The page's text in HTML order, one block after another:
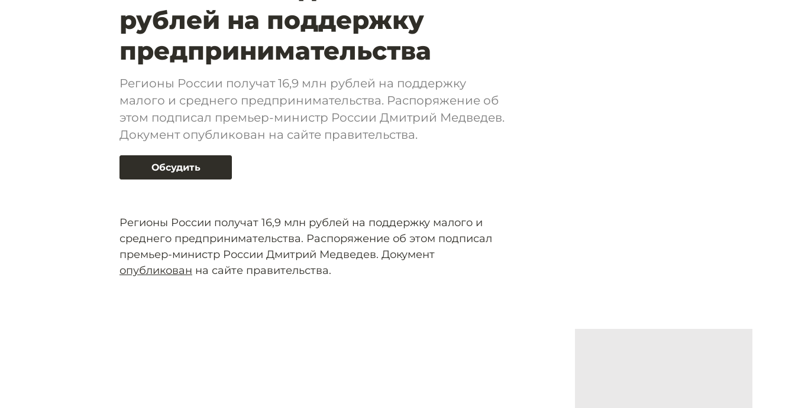
рублей на поддержку
предпринимательства
Регионы России получат 16,9 млн рублей на поддержку
малого и среднего предпринимательства. Распоряжение об
этом подписал премьер-министр России Дмитрий Медведев.
Документ опубликован на сайте правительства.
Обсудить
Регионы России получат 16,9 млн рублей на поддержку малого и
среднего предпринимательства. Распоряжение об этом подписал
премьер-министр России Дмитрий Медведев. Документ
опубликован на сайте правительства.